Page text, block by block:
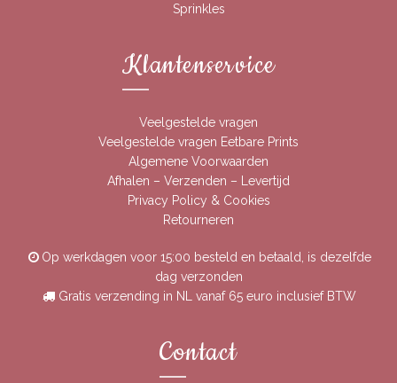
Sprinkles
Klantenservice
Veelgestelde vragen
Veelgestelde vragen Eetbare Prints
Algemene Voorwaarden
Afhalen – Verzenden – Levertijd
Privacy Policy & Cookies
Retourneren
Op werkdagen voor 15:00 besteld en betaald, is dezelfde
dag verzonden
Gratis verzending in NL vanaf 65 euro inclusief BTW
Contact